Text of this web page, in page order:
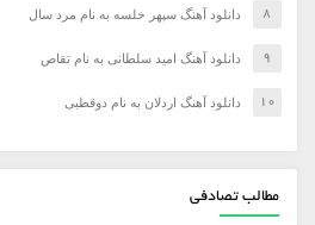
دانلود آهنگ سپهر خلسه به نام مرد سال
دانلود آهنگ امید سلطانی به نام تقاص
دانلود آهنگ اردلان به نام دوقطبی
مطالب تصادفی